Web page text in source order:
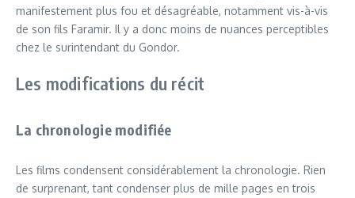
manifestement plus fou et désagréable, notamment vis-à-vis
de son fils Faramir. Il y a donc moins de nuances perceptibles
chez le surintendant du Gondor.
Les modifications du récit
La chronologie modifiée
Les films condensent considérablement la chronologie. Rien
de surprenant, tant condenser plus de mille pages en trois